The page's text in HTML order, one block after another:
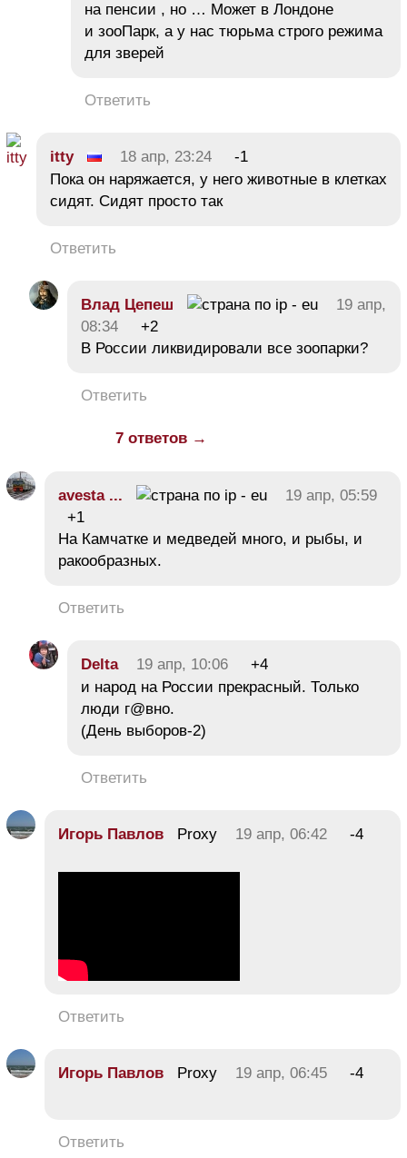
на пенсии , но … Может в Лондоне
и зооПарк, а у нас тюрьма строго режима
для зверей
Ответить
itty 18 апр, 23:24
-1
Пока он наряжается, у него животные в клетках
сидят. Сидят просто так
Ответить
Влад Цепеш
19 апр,
08:34
+2
В России ликвидировали все зоопарки?
Ответить
7 ответов →
avesta ...
19 апр, 05:59
+1
На Камчатке и медведей много, и рыбы, и
ракообразных.
Ответить
Delta 19 апр, 10:06
+4
и народ на России прекрасный. Только
люди г@вно.
(День выборов-2)
Ответить
Игорь Павлов Proxy 19 апр, 06:42 -4
Ответить
Игорь Павлов Proxy 19 апр, 06:45 -4
Ответить